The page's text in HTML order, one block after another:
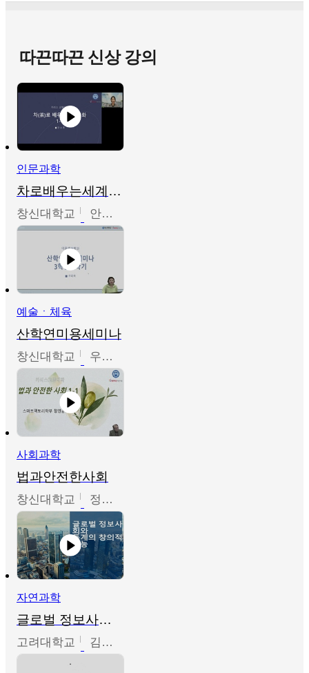
따끈따끈 신상 강의
인문과학
차로배우는세계문화
창신대학교 안소영
예술ㆍ체육
산학연미용세미나
창신대학교 우미옥,오윤경,박선이
사회과학
법과안전한사회
창신대학교 정연균
자연과학
글로벌 정보사회와 통계의 창의적 기능
고려대학교 김희영